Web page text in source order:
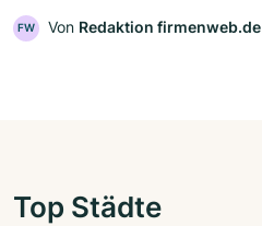
FW Von Redaktion firmenweb.de
Top Städte